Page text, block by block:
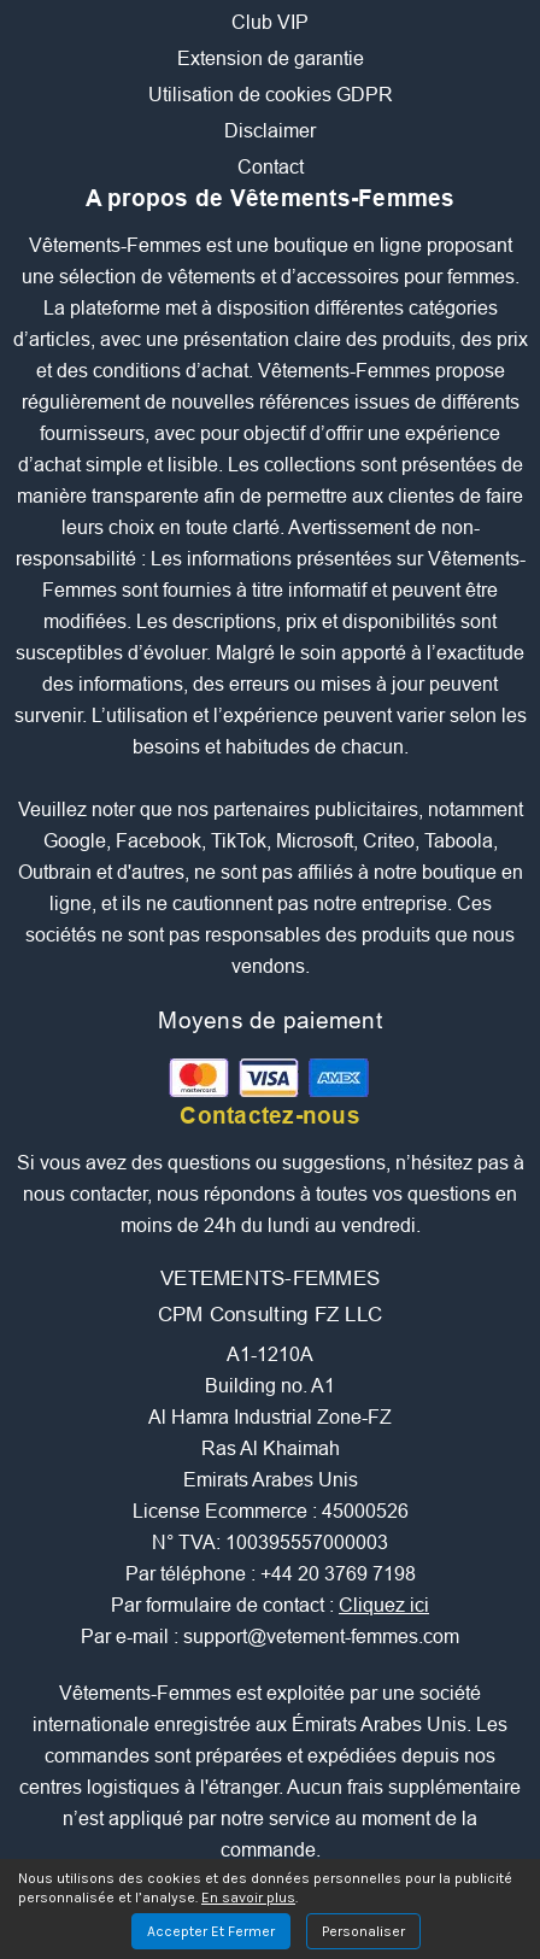
Club VIP
Extension de garantie
Utilisation de cookies GDPR
Disclaimer
Contact
A propos de Vêtements-Femmes
Vêtements-Femmes est une boutique en ligne proposant
une sélection de vêtements et d’accessoires pour femmes.
La plateforme met à disposition différentes catégories
d’articles, avec une présentation claire des produits, des prix
et des conditions d’achat. Vêtements-Femmes propose
régulièrement de nouvelles références issues de différents
fournisseurs, avec pour objectif d’offrir une expérience
d’achat simple et lisible. Les collections sont présentées de
manière transparente afin de permettre aux clientes de faire
leurs choix en toute clarté. Avertissement de non-
responsabilité : Les informations présentées sur Vêtements-
Femmes sont fournies à titre informatif et peuvent être
modifiées. Les descriptions, prix et disponibilités sont
susceptibles d’évoluer. Malgré le soin apporté à l’exactitude
des informations, des erreurs ou mises à jour peuvent
survenir. L’utilisation et l’expérience peuvent varier selon les
besoins et habitudes de chacun.
Veuillez noter que nos partenaires publicitaires, notamment
Google, Facebook, TikTok, Microsoft, Criteo, Taboola,
Outbrain et d'autres, ne sont pas affiliés à notre boutique en
ligne, et ils ne cautionnent pas notre entreprise. Ces
sociétés ne sont pas responsables des produits que nous
vendons.
Moyens de paiement
Contactez-nous
Si vous avez des questions ou suggestions, n’hésitez pas à
nous contacter, nous répondons à toutes vos questions en
moins de 24h du lundi au vendredi.
VETEMENTS-FEMMES
CPM Consulting FZ LLC
A1-1210A
Building no. A1
Al Hamra Industrial Zone-FZ
Ras Al Khaimah
Emirats Arabes Unis
License Ecommerce : 45000526
N° TVA: 100395557000003
Par téléphone : +44 20 3769 7198
Par formulaire de contact : Cliquez ici
Par e-mail : support@vetement-femmes.com
Vêtements-Femmes est exploitée par une société
internationale enregistrée aux Émirats Arabes Unis. Les
commandes sont préparées et expédiées depuis nos
centres logistiques à l'étranger. Aucun frais supplémentaire
n’est appliqué par notre service au moment de la
commande.
Les comparaisons de prix affichées sur ce site sont établies
à partir de prix TTC observés auprès d’un ou plusieurs
Nous utilisons des cookies et des données personnelles pour la publicité
personnalisée et l’analyse. En savoir plus.
Accepter Et Fermer
Personaliser